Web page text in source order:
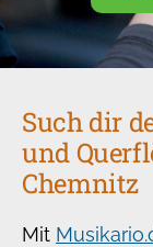
Such dir
und
Chemnitz
Mit